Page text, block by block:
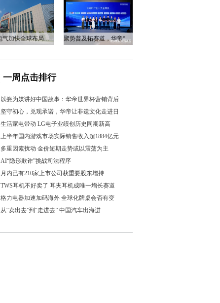
万和电气加快全球布局，海外营收占比升至四成 聚势普及拓赛道，华帝“亮剑”洗碗机峰会，破局存量换新
一周点击排行
以瓷为媒讲好中国故事：华帝世界杯营销背后
坚守初心，兑现承诺，华帝让非遗文化走进日
生活家电带动 LG电子业绩创历史同期新高
上半年国内游戏市场实际销售收入超1884亿元
多重因素扰动 金价短期走势或以震荡为主
AI“隐形欺诈”挑战司法程序
月内已有210家上市公司获重要股东增持
TWS耳机不好卖了 耳夹耳机成唯一增长赛道
格力电器加速加码海外 全球化牌桌会否有变
从“卖出去”到“走进去” 中国汽车出海进